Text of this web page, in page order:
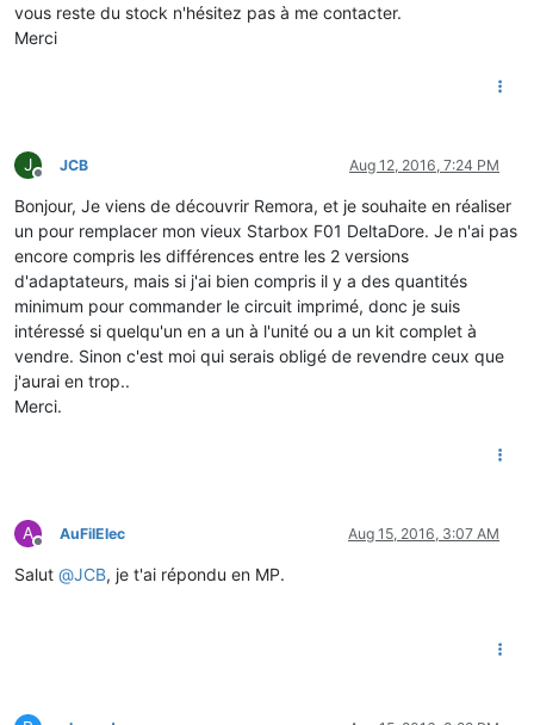
vous reste du stock n'hésitez pas à me contacter.
Merci
J
Offline
JCB Aug 12, 2016, 7:24 PM
Bonjour, Je viens de découvrir Remora, et je souhaite en réaliser
un pour remplacer mon vieux Starbox F01 DeltaDore. Je n'ai pas
encore compris les différences entre les 2 versions
d'adaptateurs, mais si j'ai bien compris il y a des quantités
minimum pour commander le circuit imprimé, donc je suis
intéressé si quelqu'un en a un à l'unité ou a un kit complet à
vendre. Sinon c'est moi qui serais obligé de revendre ceux que
j'aurai en trop..
Merci.
A
Offline
AuFilElec Aug 15, 2016, 3:07 AM
Salut @JCB, je t'ai répondu en MP.